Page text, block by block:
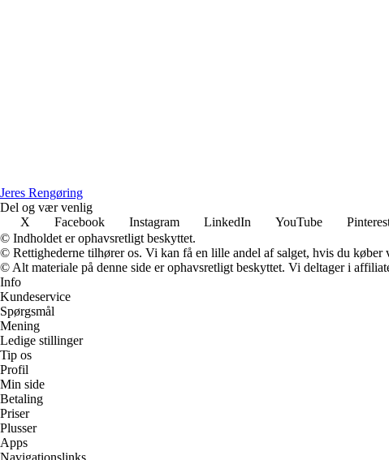
Jeres Rengøring
Del og vær venlig
X
Facebook Instagram LinkedIn YouTube
© Indholdet er ophavsretligt beskyttet.
© Rettighederne tilhører os. Vi kan få en lille andel af salget, hvis du køber
© Alt materiale på denne side er ophavsretligt beskyttet. Vi deltager i
Info
Kundeservice
Spørgsmål
Mening
Ledige stillinger
Tip os
Profil
Min side
Betaling
Priser
Plusser
Apps
Navigationslinks